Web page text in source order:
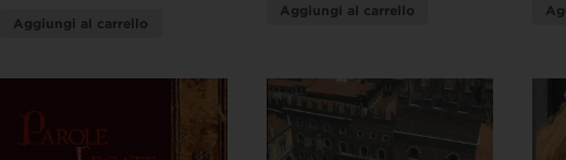
Aggiungi al carrello
Aggiungi al carrello